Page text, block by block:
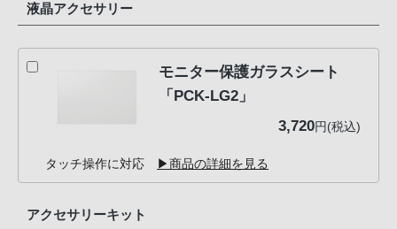
液晶アクセサリー
モニター保護ガラスシート
「PCK-LG2」
3,720円(税込)
タッチ操作に対応 ▶商品の詳細を見る
アクセサリーキット